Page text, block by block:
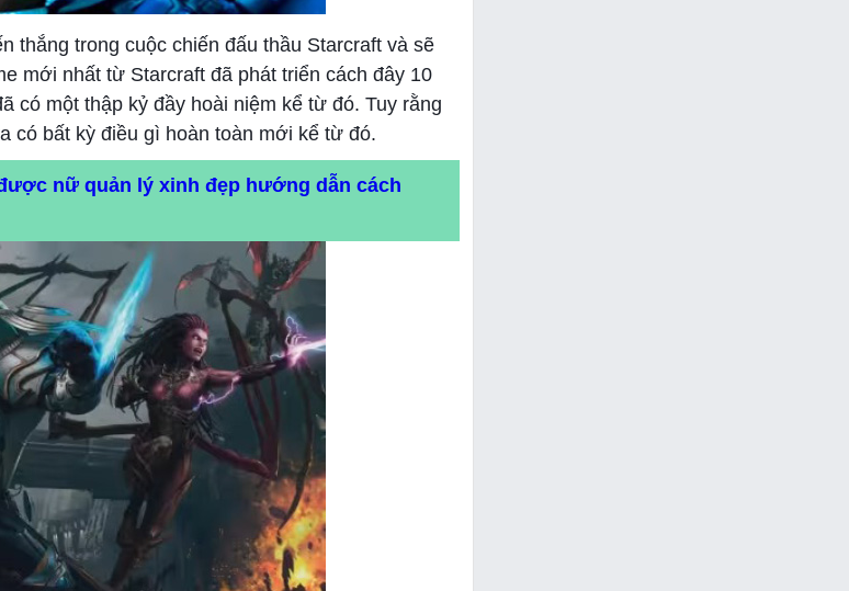
thắng trong cuộc chiến đấu thầu Starcraft và sẽ
mới nhất từ Starcraft đã phát triển cách đây 10
có một thập kỷ đầy hoài niệm kể từ đó. Tuy rằng
có bất kỳ điều gì hoàn toàn mới kể từ đó.
nữ quản lý xinh đẹp hướng dẫn cách